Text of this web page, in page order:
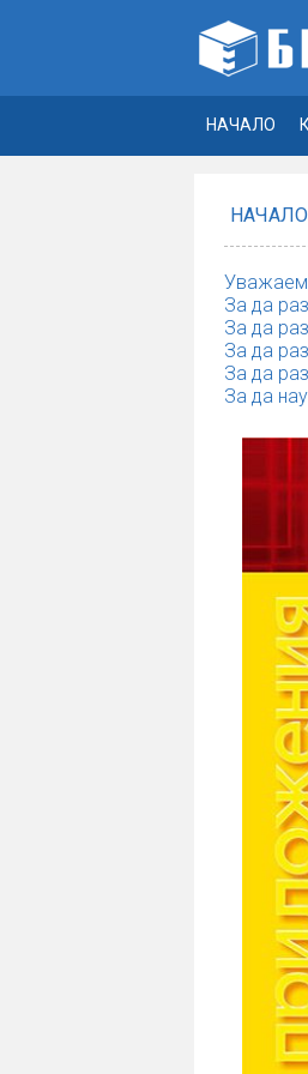
НАЧАЛО
НАЧАЛО
За да
За да
За да
За да
За да